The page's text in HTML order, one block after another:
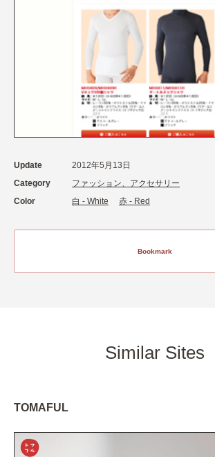
Update
2012年5月13日
Category
ファッション、アクセサリー
Color
白 - White 赤 - Red
Bookmark
Similar Sites
TOMAFUL